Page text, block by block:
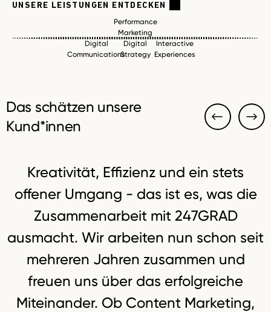
UNSERE LEISTUNGEN ENTDECKEN
Digital
Strategy
Digital
Communications
Interactive
Experiences
Performance
Marketing
Das schätzen unsere
Kund*innen
Kreativität, Effizienz und ein stets
offener Umgang - das ist es, was die
Zusammenarbeit mit 247GRAD
ausmacht. Wir arbeiten nun schon seit
mehreren Jahren zusammen und
freuen uns über das erfolgreiche
Miteinander. Ob Content Marketing,